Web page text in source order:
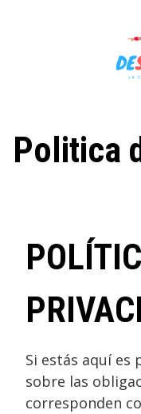
Politica
Si estás aquí es
sobre las
corresponden